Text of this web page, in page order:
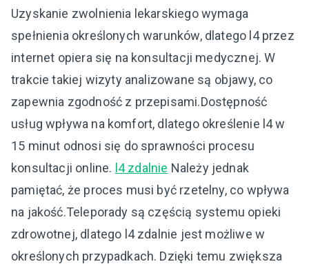
Uzyskanie zwolnienia lekarskiego wymaga
spełnienia określonych warunków, dlatego l4 przez
internet opiera się na konsultacji medycznej. W
trakcie takiej wizyty analizowane są objawy, co
zapewnia zgodność z przepisami.Dostępność
usług wpływa na komfort, dlatego określenie l4 w
15 minut odnosi się do sprawności procesu
konsultacji online. l4 zdalnie Należy jednak
pamiętać, że proces musi być rzetelny, co wpływa
na jakość.Teleporady są częścią systemu opieki
zdrowotnej, dlatego l4 zdalnie jest możliwe w
określonych przypadkach. Dzięki temu zwiększa